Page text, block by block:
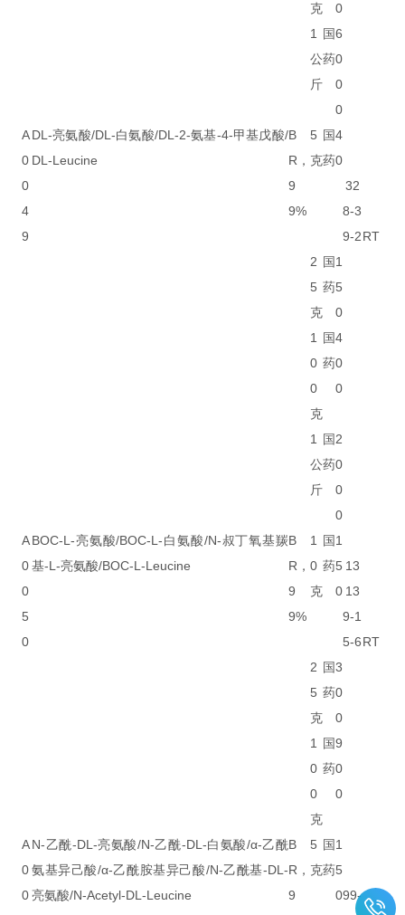
克
0
1
公
斤
国
药
6
0
0
0
A
0
0
4
9
DL-亮氨酸/DL-白氨酸/DL-2-氨基-4-甲基戊酸/
DL-Leucine
B
R，
9
9%
5
克
国
药
4
0
32
8-3
9-2RT
2
5
克
国
药
1
5
0
1
0
0
克
国
药
4
0
0
1
公
斤
国
药
2
0
0
0
A
0
0
5
0
BOC-L-亮氨酸/BOC-L-白氨酸/N-叔丁氧基羰
基-L-亮氨酸/BOC-L-Leucine
B
R，
9
9%
1
0
克
国
药
1
5
0
13
13
9-1
5-6RT
2
5
克
国
药
3
0
0
1
0
0
克
国
药
9
0
0
A
0
0
N-乙酰-DL-亮氨酸/N-乙酰-DL-白氨酸/α-乙酰
氨基异己酸/α-乙酰胺基异己酸/N-乙酰基-DL-
亮氨酸/N-Acetyl-DL-Leucine
B
R，
9
5
克
国
药
1
5
099-